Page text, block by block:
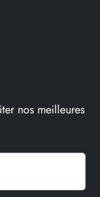
nos meilleures